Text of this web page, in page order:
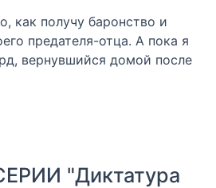
как получу баронство и
предателя-отца. А пока я
вернувшийся домой после
"Диктатура